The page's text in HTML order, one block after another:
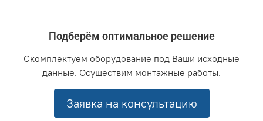
Подберём оптимальное решение
Скомплектуем оборудование под Ваши исходные
данные. Осуществим монтажные работы.
Заявка на консультацию